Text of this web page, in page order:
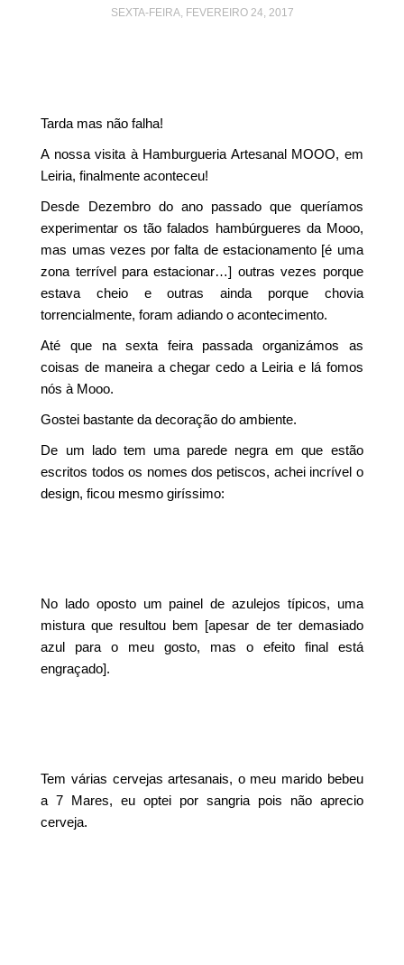
SEXTA-FEIRA, FEVEREIRO 24, 2017
Tarda mas não falha!
A nossa visita à Hamburgueria Artesanal MOOO, em
Leiria, finalmente aconteceu!
Desde Dezembro do ano passado que queríamos
experimentar os tão falados hambúrgueres da Mooo,
mas umas vezes por falta de estacionamento [é uma
zona terrível para estacionar…] outras vezes porque
estava cheio e outras ainda porque chovia
torrencialmente, foram adiando o acontecimento.
Até que na sexta feira passada organizámos as
coisas de maneira a chegar cedo a Leiria e lá fomos
nós à Mooo.
Gostei bastante da decoração do ambiente.
De um lado tem uma parede negra em que estão
escritos todos os nomes dos petiscos, achei incrível o
design, ficou mesmo giríssimo:
No lado oposto um painel de azulejos típicos, uma
mistura que resultou bem [apesar de ter demasiado
azul para o meu gosto, mas o efeito final está
engraçado].
Tem várias cervejas artesanais, o meu marido bebeu
a 7 Mares, eu optei por sangria pois não aprecio
cerveja.